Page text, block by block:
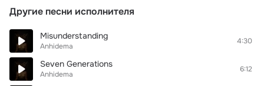
Другие песни исполнителя
Misunderstanding
Anhidema
4:30
Seven Generations
Anhidema
6:12